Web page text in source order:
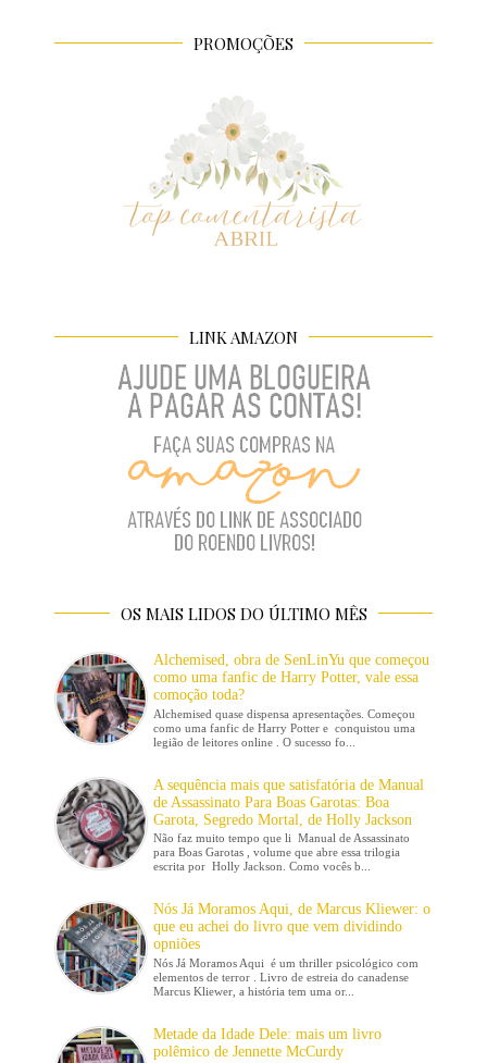
PROMOÇÕES
LINK AMAZON
OS MAIS LIDOS DO ÚLTIMO MÊS
Alchemised, obra de SenLinYu que começou
como uma fanfic de Harry Potter, vale essa
comoção toda?
Alchemised quase dispensa apresentações. Começou
como uma fanfic de Harry Potter e conquistou uma
legião de leitores online . O sucesso fo...
A sequência mais que satisfatória de Manual
de Assassinato Para Boas Garotas: Boa
Garota, Segredo Mortal, de Holly Jackson
Não faz muito tempo que li Manual de Assassinato
para Boas Garotas , volume que abre essa trilogia
escrita por Holly Jackson. Como vocês b...
Nós Já Moramos Aqui, de Marcus Kliewer: o
que eu achei do livro que vem dividindo
opniões
Nós Já Moramos Aqui é um thriller psicológico com
elementos de terror . Livro de estreia do canadense
Marcus Kliewer, a história tem uma or...
Metade da Idade Dele: mais um livro
polêmico de Jennette McCurdy